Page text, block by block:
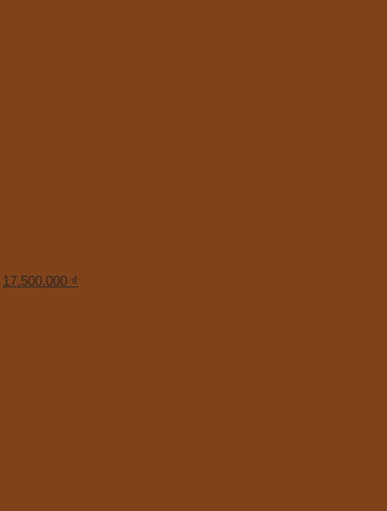
17.500.000 ₫